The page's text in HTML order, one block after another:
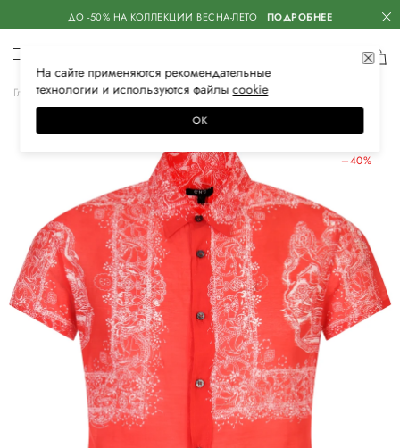
ДО -50% НА КОЛЛЕКЦИИ ВЕСНА-ЛЕТО ПОДРОБНЕЕ
Главная Мужская Одежда Рубашки Повседневные
–40%
На сайте применяются рекомендательные
технологии и используются файлысооkiе
ОК